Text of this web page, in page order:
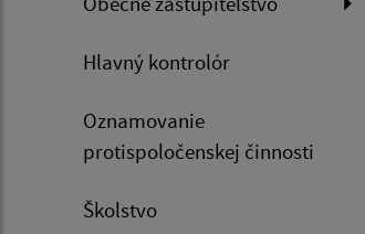
Hlavný kontrolór
Oznamovanie
protispoločenskej činnosti
Školstvo